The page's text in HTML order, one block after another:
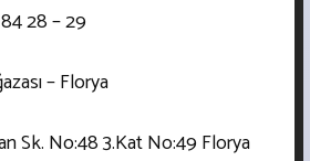
28 – 29
– Florya
Sk. No:48 3.Kat No:49 Florya